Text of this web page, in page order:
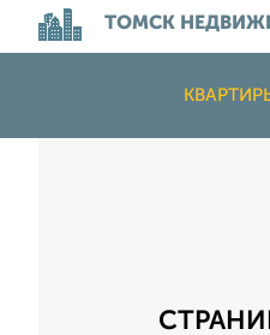
ТОМСК